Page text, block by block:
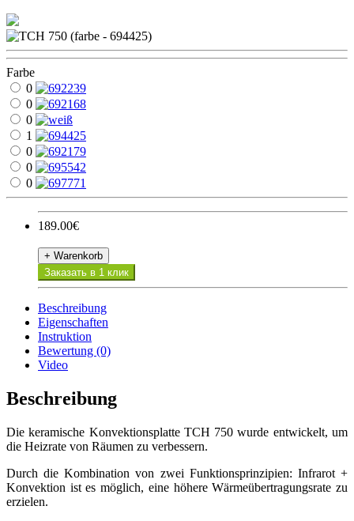
Farbe
0
0
0
1
0
0
0
189.00€
+ Warenkorb
Заказать в 1 клик
Beschreibung
Eigenschaften
Instruktion
Bewertung (0)
Video
Beschreibung
Die keramische Konvektionsplatte TCH 750 wurde entwickelt, um
die Heizrate von Räumen zu verbessern.
Durch die Kombination von zwei Funktionsprinzipien: Infrarot +
Konvektion ist es möglich, eine höhere Wärmeübertragungsrate zu
erzielen.